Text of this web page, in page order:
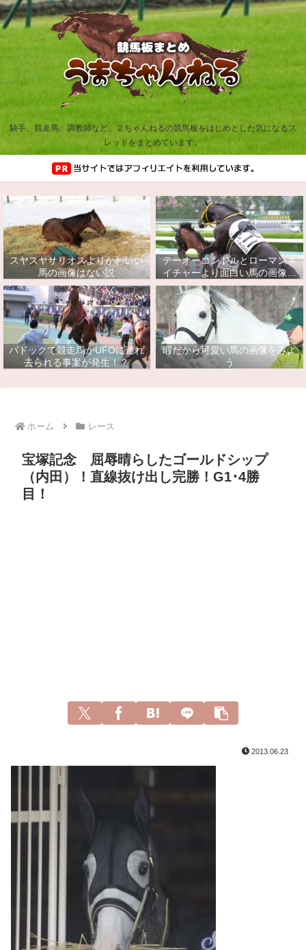
騎手、競走馬、調教師など、２ちゃんねるの競馬板をはじめとした気になるス
レッドをまとめています。
スヤスヤサリオスよりかわいい
馬の画像はない説
テーオーコンドルとローマンネ
イチャーより面白い馬の画像っ
てあるの？
パドックで競走馬がUFOに連れ
去られる事案が発生！？
暇だから可愛い馬の画像をみよ
う
ホーム レース
宝塚記念 屈辱晴らしたゴールドシップ
（内田）！直線抜け出し完勝！G1･4勝
目！
2013.06.23